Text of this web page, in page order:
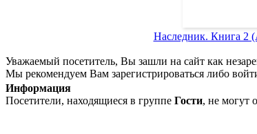
Наследник. Книга 2
Уважаемый посетитель, Вы зашли на сайт как
Мы рекомендуем Вам зарегистрироваться либо
Информация
Посетители, находящиеся в группе Гости, не могут